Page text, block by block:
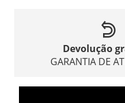
Devolução
GARANTIA DE